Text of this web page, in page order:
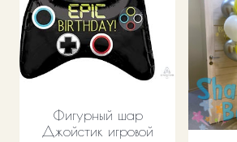
Фигурный шар
Джойстик игровой